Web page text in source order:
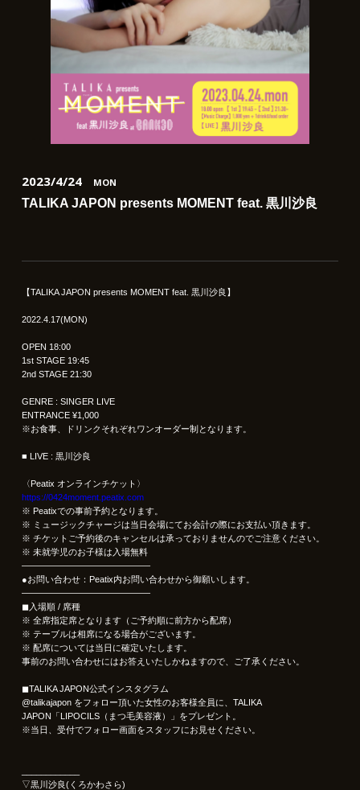
2023/4/24 MON
TALIKA JAPON presents MOMENT feat. 黒川沙良
【TALIKA JAPON presents MOMENT feat. 黒川沙良】
2022.4.17(MON)
OPEN 18:00
1st STAGE 19:45
2nd STAGE 21:30
GENRE : SINGER LIVE
ENTRANCE ¥1,000
※お食事、ドリンクそれぞれワンオーダー制となります。
■ LIVE : 黒川沙良
〈Peatix オンラインチケット〉
https://0424moment.peatix.com
※ Peatixでの事前予約となります。
※ ミュージックチャージは当日会場にてお会計の際にお支払い頂きます。
※ チケットご予約後のキャンセルは承っておりませんのでご注意ください。
※ 未就学児のお子様は入場無料
——————————————–
●お問い合わせ：Peatix内お問い合わせから御願いします。
——————————————–
◼︎入場順 / 席種
※ 全席指定席となります（ご予約順に前方から配席）
※ テーブルは相席になる場合がございます。
※ 配席については当日に確定いたします。
事前のお問い合わせにはお答えいたしかねますので、ご了承ください。
◼︎TALIKA JAPON公式インスタグラム
@talikajapon をフォロー頂いた女性のお客様全員に、TALIKA
JAPON「LIPOCILS（まつ毛美容液）」をプレゼント。
※当日、受付でフォロー画面をスタッフにお見せください。
▽黒川沙良(くろかわさら)